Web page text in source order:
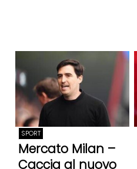
SPORT
Mercato Milan –
Caccia al nuovo